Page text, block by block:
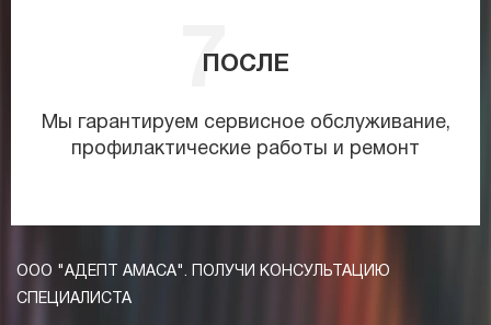
ПОСЛЕ
Мы гарантируем сервисное обслуживание,
профилактические работы и ремонт
ООО "АДЕПТ АМАСА". ПОЛУЧИ КОНСУЛЬТАЦИЮ
СПЕЦИАЛИСТА